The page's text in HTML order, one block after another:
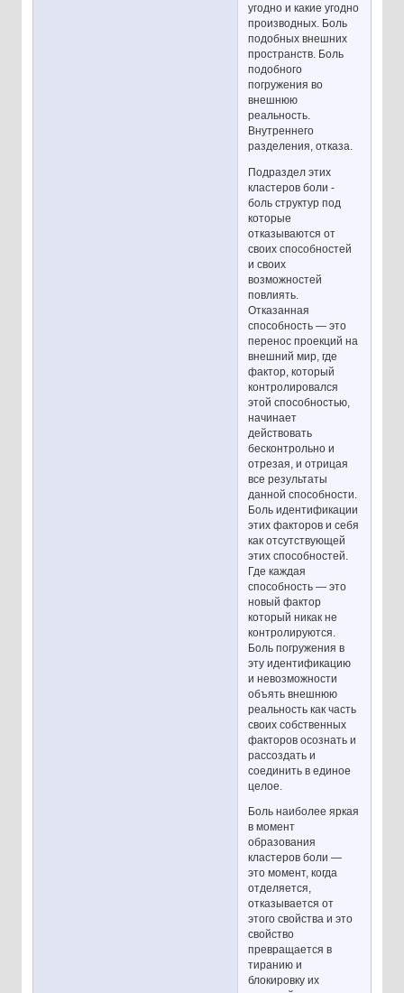
угодно и какие угодно
производных. Боль
подобных внешних
пространств. Боль
подобного
погружения во
внешнюю
реальность.
Внутреннего
разделения, отказа.
Подраздел этих
кластеров боли -
боль структур под
которые
отказываются от
своих способностей
и своих
возможностей
повлиять.
Отказанная
способность — это
перенос проекций на
внешний мир, где
фактор, который
контролировался
этой способностью,
начинает
действовать
бесконтрольно и
отрезая, и отрицая
все результаты
данной способности.
Боль идентификации
этих факторов и себя
как отсутствующей
этих способностей.
Где каждая
способность — это
новый фактор
который никак не
контролируются.
Боль погружения в
эту идентификацию
и невозможности
объять внешнюю
реальность как часть
своих собственных
факторов осознать и
рассоздать и
соединить в единое
целое.
Боль наиболее яркая
в момент
образования
кластеров боли —
это момент, когда
отделяется,
отказывается от
этого свойства и это
свойство
превращается в
тиранию и
блокировку их